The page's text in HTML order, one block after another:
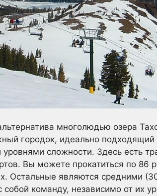
многолюдью озера
городок, идеально подходящий
сложности. Здесь есть
Вы можете прокатиться по 86
Остальные являются средними
команду, независимо от их